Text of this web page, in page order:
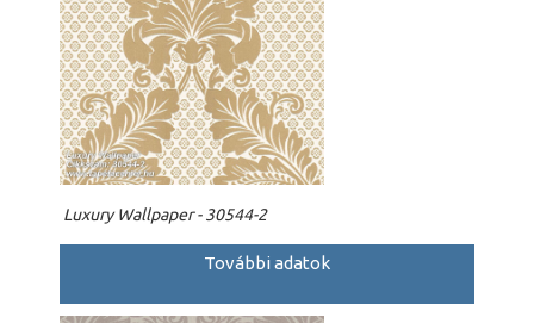
Luxury Wallpaper - 30544-2
További adatok